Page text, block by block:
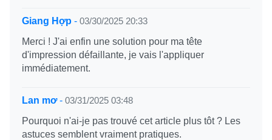
Giang Hợp - 03/30/2025 20:33
Merci ! J'ai enfin une solution pour ma tête
d'impression défaillante, je vais l'appliquer
immédiatement.
Lan mơ- 03/31/2025 03:48
Pourquoi n'ai-je pas trouvé cet article plus tôt ? Les
astuces semblent vraiment pratiques.